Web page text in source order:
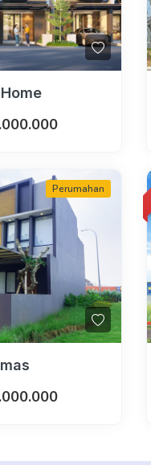
Perumahan